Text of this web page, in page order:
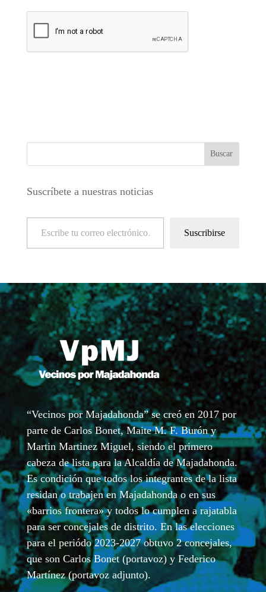
Suscríbete a nuestras noticias
Escribe tu correo electrónico…
Suscribirse
“Vecinos por Majadahonda” se creó en 2017 por
parte de Carlos Bonet, Maite M. F. Burón y
Martin Martinez Miguel, siendo el primero
cabeza de lista para la Alcaldía de Majadahonda.
Es condición que todos los integrantes de la lista
residan o trabajen en Majadahonda o en sus
«barrios frontera» y todos lo cumplen a rajatabla
para ser concejales de distrito. En las elecciones
para el periódo 2023-2027 obtuvo 2 concejales,
que son Carlos Bonet (portavoz) y Federico
Martínez (portavoz adjunto).